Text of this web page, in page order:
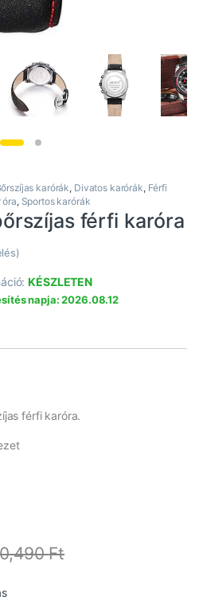
karórák, Divatos karórák, Férfi
óra, Sportos karórák
férfi karóra
KÉSZLETEN
napja: 2026.08.12
férfi karóra.
Ft